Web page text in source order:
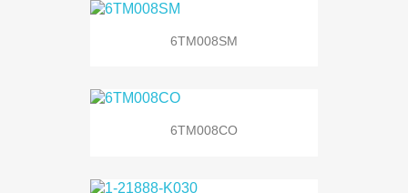
6TM008SM
6TM008CO